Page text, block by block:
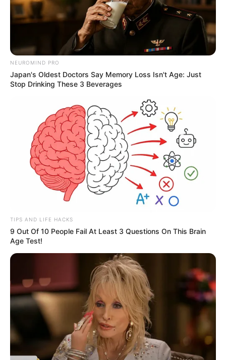
NEUROMIND PRO
Japan's Oldest Doctors Say Memory Loss Isn't Age: Just
Stop Drinking These 3 Beverages
TIPS AND LIFE HACKS
9 Out Of 10 People Fail At Least 3 Questions On This Brain
Age Test!